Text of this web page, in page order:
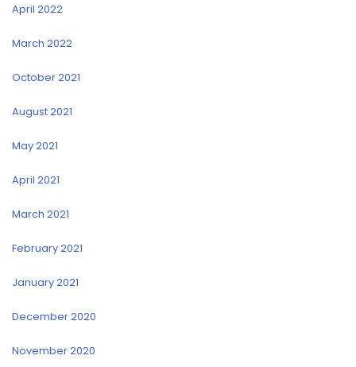
April 2022
March 2022
October 2021
August 2021
May 2021
April 2021
March 2021
February 2021
January 2021
December 2020
November 2020